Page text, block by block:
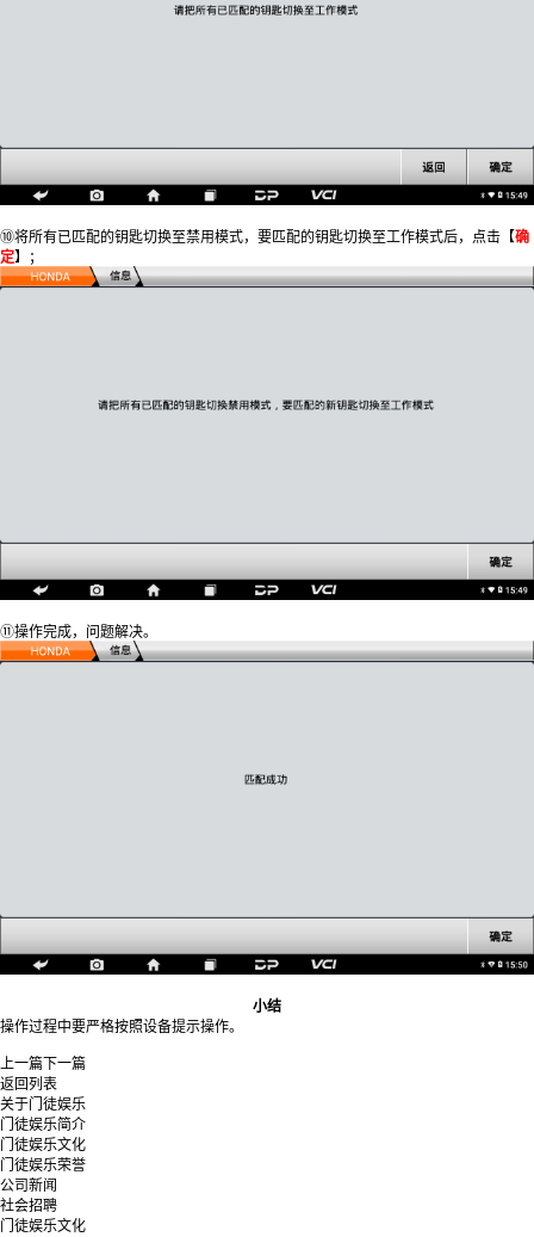
⑩将所有已匹配的钥匙切换至禁用模式，要匹配的钥匙切换至工作模式后，点击【确
定】；
⑪操作完成，问题解决。
小结
操作过程中要严格按照设备提示操作。
上一篇 下一篇
返回列表
关于门徒娱乐
门徒娱乐简介
门徒娱乐文化
门徒娱乐荣誉
公司新闻
社会招聘
门徒娱乐文化